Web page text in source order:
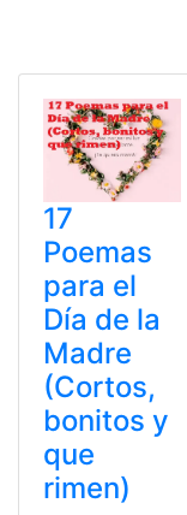
17
Poemas
para el
Día de la
Madre
(Cortos,
bonitos y
que
rimen)